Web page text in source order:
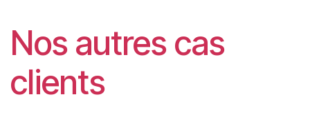
Nos autres cas
clients